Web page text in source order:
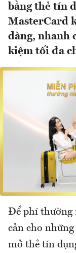
bằng thẻ tín
MasterCard
dàng, nhanh
kiệm tối đa
Để phí thường
cản cho
mở thẻ tín